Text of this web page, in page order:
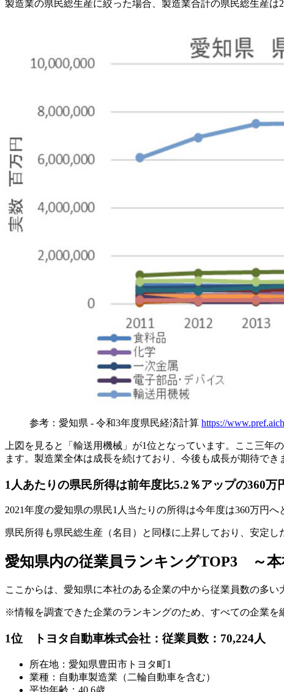
製造業の県民総生産に絞った場合、製造業合計の県民総生産は
参考：愛知県 - 令和3年度県民経済計算 https://
上図を見ると「輸送用機械」が1位となっています。ここ三
ます。製造業全体は成長を続けており、今後も成長が期待でき
1人あたりの県民所得は前年度比5.2％アップの360万
2021年度の愛知県の県民1人当たりの所得は今年度は360万円へ
県民所得も県民総生産（名目）と同様に上昇しており、安定し
愛知県内の従業員ランキングTOP3 ～本
ここからは、愛知県に本社のある企業の中から従業員数の多
※情報を調査できた企業のランキングのため、すべての企業を
1位 トヨタ自動車株式会社：従業員数：70,224人
所在地：愛知県豊田市トヨタ町1
業種：自動車製造業（二輪自動車を含む）
平均年齢：40.6歳